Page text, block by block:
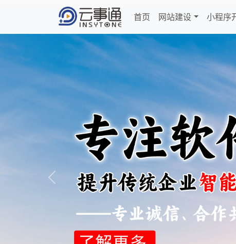
首页 网站建设 小程序
Previous